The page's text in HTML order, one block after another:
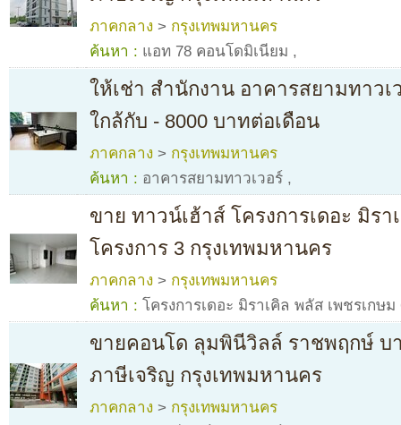
ภาคกลาง > กรุงเทพมหานคร
ค้นหา : แอท 78 คอนโดมิเนียม ,
ให้เช่า สำนักงาน อาคารสยามทาว
ใกล้กับ - 8000 บาทต่อเดือน
ภาคกลาง > กรุงเทพมหานคร
ค้นหา : อาคารสยามทาวเวอร์ ,
ขาย ทาวน์เฮ้าส์ โครงการเดอะ มิร
โครงการ 3 กรุงเทพมหานคร
ภาคกลาง > กรุงเทพมหานคร
ค้นหา : โครงการเดอะ มิราเคิล พลัส เพชรเกษม
ขายคอนโด ลุมพินีวิลล์ ราชพฤกษ์ บ
ภาษีเจริญ กรุงเทพมหานคร
ภาคกลาง > กรุงเทพมหานคร